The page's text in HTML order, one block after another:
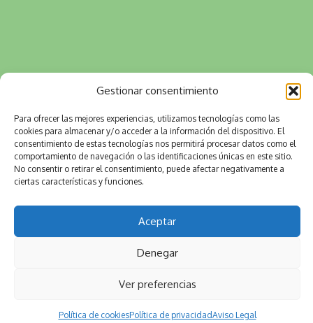
Gestionar consentimiento
Para ofrecer las mejores experiencias, utilizamos tecnologías como las
cookies para almacenar y/o acceder a la información del dispositivo. El
consentimiento de estas tecnologías nos permitirá procesar datos como el
comportamiento de navegación o las identificaciones únicas en este sitio.
No consentir o retirar el consentimiento, puede afectar negativamente a
ciertas características y funciones.
Aceptar
Denegar
Ver preferencias
Política de cookiesPolítica de privacidadAviso Legal